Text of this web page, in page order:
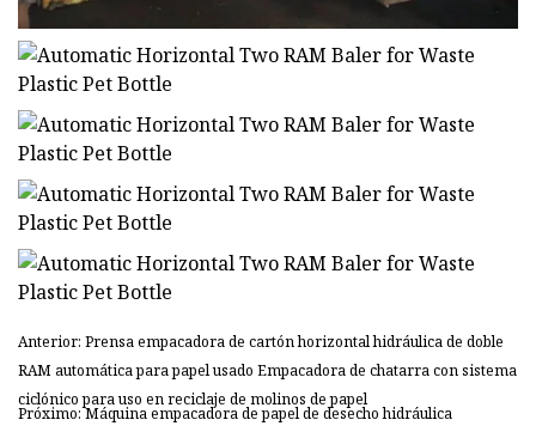
Anterior: Prensa empacadora de cartón horizontal hidráulica de doble
RAM automática para papel usado Empacadora de chatarra con sistema
ciclónico para uso en reciclaje de molinos de papel
Próximo: Máquina empacadora de papel de desecho hidráulica